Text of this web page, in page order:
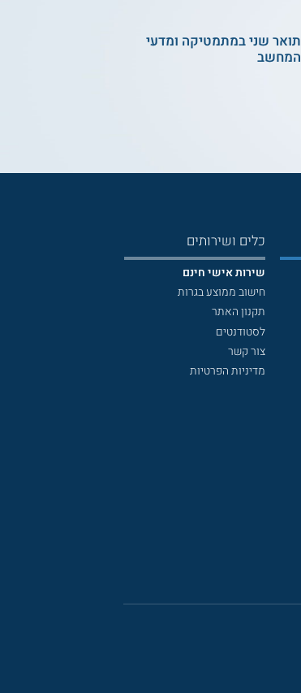
תואר שני במתמטיקה ומדעי
המחשב
כלים ושירותים
שירות אישי חינם
חישוב ממוצע בגרות
תקנון האתר
לסטודנטים
צור קשר
מדיניות הפרטיות